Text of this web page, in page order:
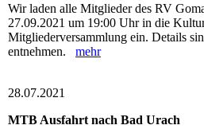
Wir laden alle Mitglieder des RV
27.09.2021 um 19:00 Uhr in die
Mitgliederversammlung ein. Details
entnehmen. mehr
28.07.2021
MTB Ausfahrt nach Bad Urach